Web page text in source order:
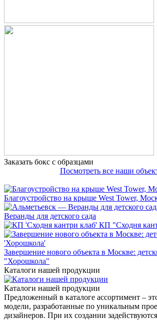
Заказать бокс с образцами
Посмотреть все наши
Благоустройство на крыше West Tower,
Веранды для детского сада
КП "Сходня
Завершение нового объекта в Москве:
"Хорошкола"
Каталоги нашей продукции
Каталоги нашей продукции
Предложенный в каталоге ассортимент –
модели, разработанные по уникальным
дизайнеров. При их создании